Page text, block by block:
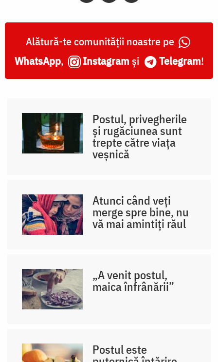
Alătură-te comunității noastre pe
WhatsApp, Instagram și Telegram!
Postul, privegherile
și rugăciunea sunt
trepte către viața
veșnică
Atunci când veți
merge spre bine, nu
vă mai amintiți răul
„A venit postul,
maica înfrânării”
Postul este